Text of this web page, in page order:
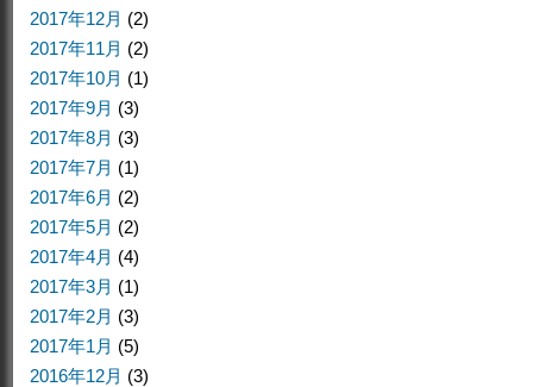
2017年12月 (2)
2017年11月 (2)
2017年10月 (1)
2017年9月 (3)
2017年8月 (3)
2017年7月 (1)
2017年6月 (2)
2017年5月 (2)
2017年4月 (4)
2017年3月 (1)
2017年2月 (3)
2017年1月 (5)
2016年12月 (3)